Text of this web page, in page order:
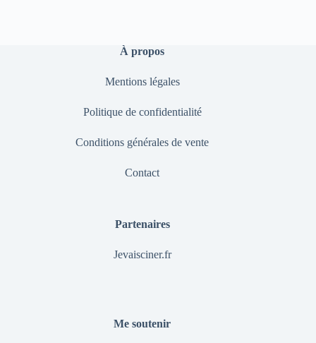
À propos
Mentions légales
Politique de confidentialité
Conditions générales de vente
Contact
Partenaires
Jevaisciner.fr
Me soutenir